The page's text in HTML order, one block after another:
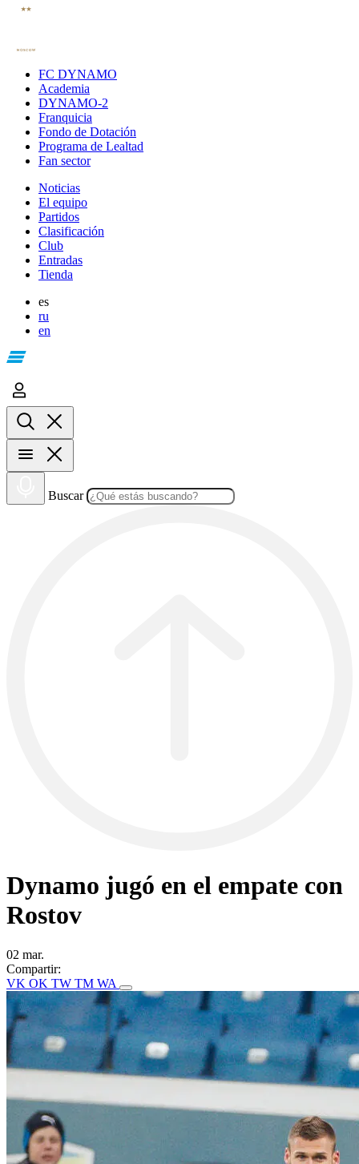
FC DYNAMO
Academia
DYNAMO-2
Franquicia
Fondo de Dotación
Programa de Lealtad
Fan sector
Noticias
El equipo
Partidos
Clasificación
Club
Entradas
Tienda
es
ru
en
Buscar
Dynamo jugó en el empate con
Rostov
02 mar.
Compartir:
VK OK TW TM WA